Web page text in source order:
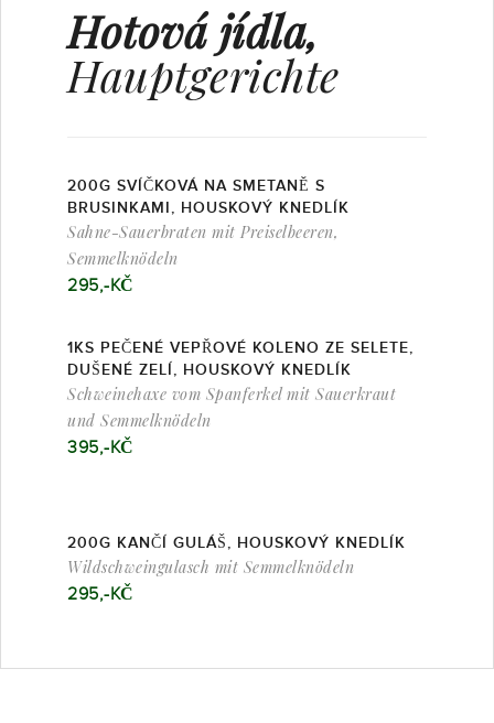
Hotová jídla,
Hauptgerichte
200G SVÍČKOVÁ NA SMETANĚ S
BRUSINKAMI, HOUSKOVÝ KNEDLÍK
Sahne-Sauerbraten mit Preiselbeeren,
Semmelknödeln
295,-KČ
1KS PEČENÉ VEPŘOVÉ KOLENO ZE SELETE,
DUŠENÉ ZELÍ, HOUSKOVÝ KNEDLÍK
Schweinehaxe vom Spanferkel mit Sauerkraut
und Semmelknödeln
395,-KČ
200G KANČÍ GULÁŠ, HOUSKOVÝ KNEDLÍK
Wildschweingulasch mit Semmelknödeln
295,-KČ